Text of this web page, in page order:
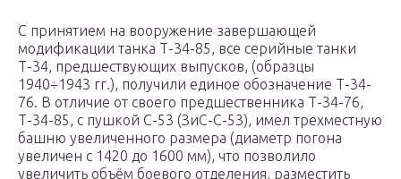
С принятием на вооружение завершающей
модификации танка Т-34-85, все серийные танки
Т-34, предшествующих выпусков, (образцы
1940÷1943 гг.), получили единое обозначение Т-34-
76. В отличие от своего предшественника Т-34-76,
Т-34-85, с пушкой С-53 (ЗиС-С-53), имел трехместную
башню увеличенного размера (диаметр погона
увеличен с 1420 до 1600 мм), что позволило
увеличить объём боевого отделения, разместить